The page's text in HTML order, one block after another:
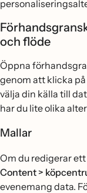
och flöde
Öppna
genom att klicka på
välja din källa till
har du lite olika
Mallar
Om du redigerar
Content >
evenemang data.